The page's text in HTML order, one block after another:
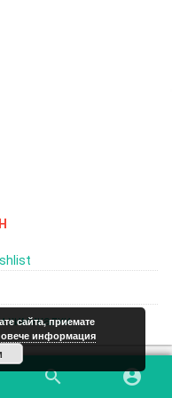
search account_circle
химикалки
сайта, приемате
информация